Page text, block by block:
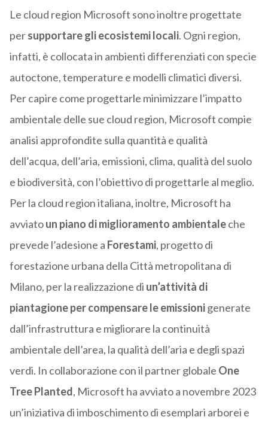
Le cloud region Microsoft sono inoltre progettate
persupportare gli ecosistemi locali. Ogni region,
infatti, è collocata in ambienti differenziati con specie
autoctone, temperature e modelli climatici diversi.
Per capire come progettarle minimizzare l’impatto
ambientale delle sue cloud region, Microsoft compie
analisi approfondite sulla quantità e qualità
dell’acqua, dell’aria, emissioni, clima, qualità del suolo
e biodiversità, con l’obiettivo di progettarle al meglio.
Per la cloud region italiana, inoltre, Microsoft ha
avviatoun piano di miglioramento ambientaleche
prevede l’adesione a Forestami, progetto di
forestazione urbana della Città metropolitana di
Milano, per la realizzazione di un’attività di
piantagionepercompensare le emissionigenerate
dall’infrastruttura e migliorare la continuità
ambientale dell’area, la qualità dell’aria e degli spazi
verdi. In collaborazione con il partner globale One
Tree Planted, Microsoft ha avviato a novembre 2023
un’iniziativa di imboschimento di esemplari arborei e